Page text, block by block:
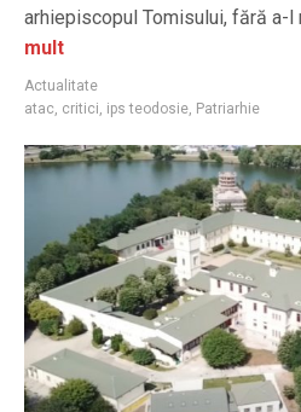
arhiepiscopul Tomisului, fără a-l
mult
Actualitate
atac, critici, ips teodosie, Patriarhie